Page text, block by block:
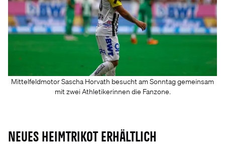
Mittelfeldmotor Sascha Horvath besucht am Sonntag gemeinsam
mit zwei Athletikerinnen die Fanzone.
Neues Heimtrikot erhältlich